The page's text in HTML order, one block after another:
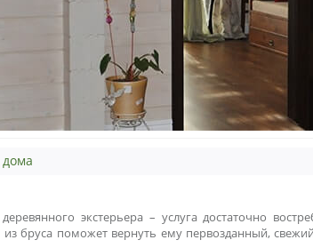
экстерьера – услуга достаточно
бруса поможет вернуть ему первозданный,